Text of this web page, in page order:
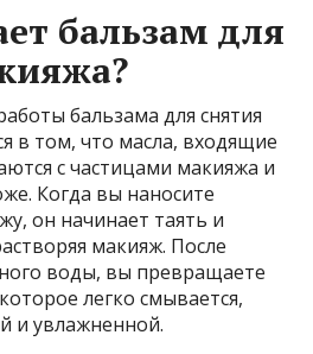
бальзам для
бальзама для снятия
в том, что масла, входящие
с частицами макияжа и
Когда вы наносите
он начинает таять и
макияж. После
воды, вы превращаете
легко смывается,
и увлажненной.